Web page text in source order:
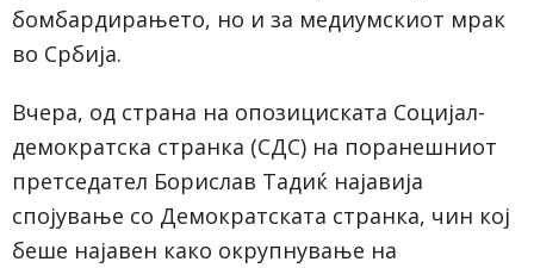
бомбардирањето, но и за медиумскиот мрак
во Србија.
Вчера, од страна на опозициската Социјал-
демократска странка (СДС) на поранешниот
претседател Борислав Тадиќ најавија
спојување со Демократската странка, чин кој
беше најавен како окрупнување на